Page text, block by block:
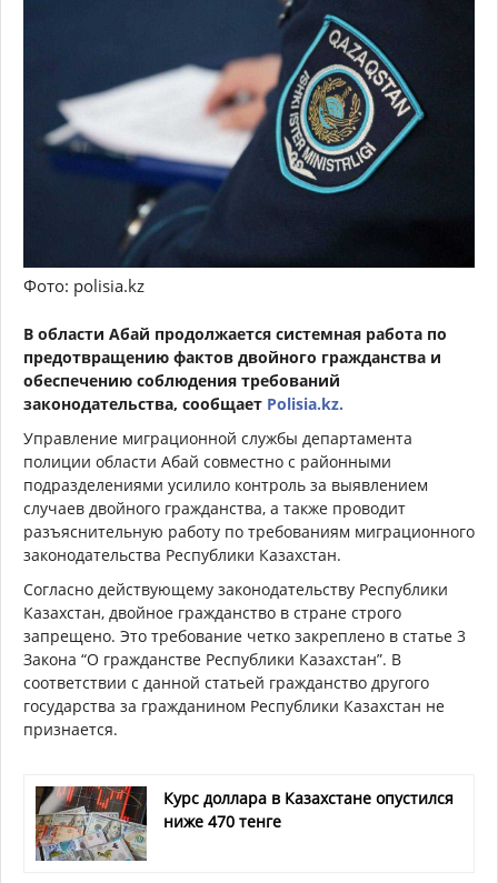
Фото: polisia.kz
В области Абай продолжается системная работа по
предотвращению фактов двойного гражданства и
обеспечению соблюдения требований
законодательства, сообщает Polisia.kz.
Управление миграционной службы департамента
полиции области Абай совместно с районными
подразделениями усилило контроль за выявлением
случаев двойного гражданства, а также проводит
разъяснительную работу по требованиям миграционного
законодательства Республики Казахстан.
Согласно действующему законодательству Республики
Казахстан, двойное гражданство в стране строго
запрещено. Это требование четко закреплено в статье 3
Закона “О гражданстве Республики Казахстан”. В
соответствии с данной статьей гражданство другого
государства за гражданином Республики Казахстан не
признается.
Курс доллара в Казахстане опустился
ниже 470 тенге